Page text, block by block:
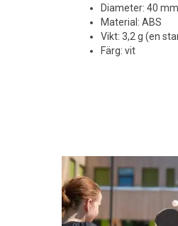
Diameter: 40 mm
Material: ABS
Vikt: 3,2 g (en
Färg: vit